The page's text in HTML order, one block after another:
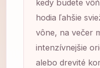
kedy budete
hodia ľahšie
vône, na večer
intenzívnejšie
alebo drevité